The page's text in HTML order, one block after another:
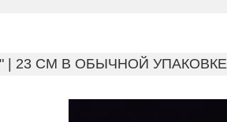
23 CM В ОБЫЧНОЙ УПАКОВКЕ